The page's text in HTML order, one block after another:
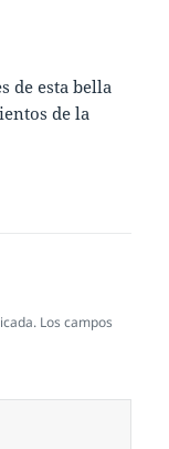
de esta bella
de la
Los campos